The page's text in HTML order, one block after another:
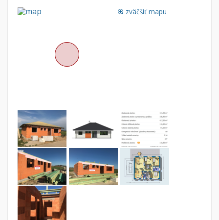
Stavebné pozemky
Bývanie a rekreácia
Poľnohospodárske pozemky
Skladové, výrobné
Rekreačné, reštauračné
Garáž, garážové státie
Ponuka RK
Len s fotkou
Novostavba
Uložiť vyhľadávanie
loupe zväčšiť mapu